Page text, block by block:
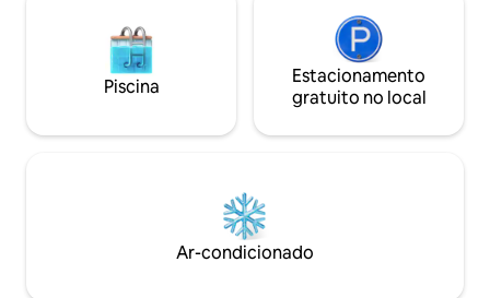
Piscina
Estacionamento
gratuito no local
Ar-condicionado